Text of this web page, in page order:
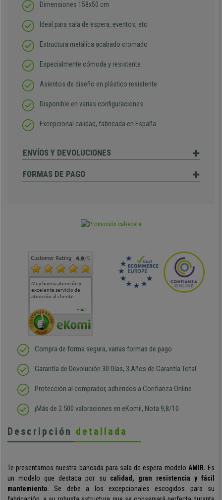
Dimensiones 158x50 cm
Ideal para sala de espera, eventos, etc.
Estructura metálica acabado cromado
Especialmente cómoda y resistente
Asientos de diseño en plástico resistente
Disponible en varias configuraciones
Excepcional calidad, fabricada en España
ENVÍOS Y DEVOLUCIONES
FORMAS DE PAGO
Customer Rating 4.9/5
Muy buena atención y
excelente servicio de
atención al cliente
Muy buena atención de
cara al asesoramiento
Si estoy contento
MORE...
Compra de forma segura, varias formas de pago
Garantía de Devolución 30 Días, 3 Años de Garantía Total
Protección al comprador, adheridos a Confianza Online
¡Más de 2.500 valoraciones en eKomi!, Nota 9,8/10
Descripción detallada
Te presentamos nuestra bancada para sala de espera modelo AMIR. Es
un modelo que destaca por su calidad, gran resistencia y fácil
mantemiento . Se debe a los excepcionales escogidos para su